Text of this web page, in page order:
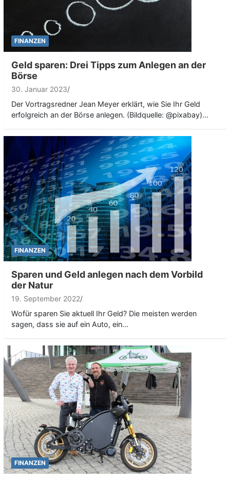
FINANZEN
Geld sparen: Drei Tipps zum Anlegen an der
Börse
30. Januar 2023
Der Vortragsredner Jean Meyer erklärt, wie Sie Ihr Geld
erfolgreich an der Börse anlegen. (Bildquelle: @pixabay)…
FINANZEN
Sparen und Geld anlegen nach dem Vorbild
der Natur
19. September 2022
Wofür sparen Sie aktuell Ihr Geld? Die meisten werden
sagen, dass sie auf ein Auto, ein…
FINANZEN